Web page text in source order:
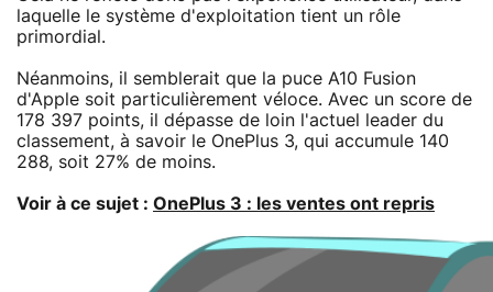
laquelle le système d'exploitation tient un rôle
primordial.
Néanmoins, il semblerait que la puce A10 Fusion
d'Apple soit particulièrement véloce. Avec un score de
178 397 points, il dépasse de loin l'actuel leader du
classement, à savoir le OnePlus 3, qui accumule 140
288, soit 27% de moins.
Voir à ce sujet : OnePlus 3 : les ventes ont repris